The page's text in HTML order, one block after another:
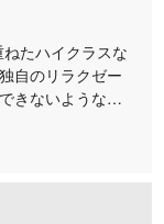
たハイクラスな
自のリラクゼー
きないような、
た、貴方様だけ
す。周囲を気
洗練されたおも
上の施術をご